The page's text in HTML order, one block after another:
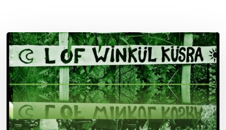
Lof
Winkül
Küsra
convoca
a
apoyar